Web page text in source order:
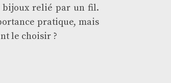
bijoux relié par un fil.
pratique, mais
le choisir ?